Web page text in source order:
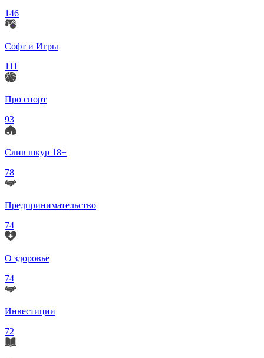
146
Софт и Игры
111
Про спорт
93
Слив шкур 18+
78
Предпринимательство
74
О здоровье
74
Инвестиции
72